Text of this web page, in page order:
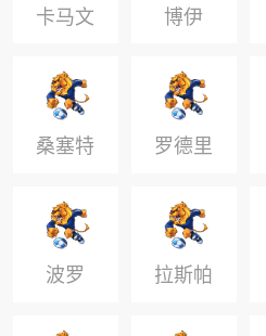
卡马文
加
博伊
桑塞特 罗德里
戈
波罗 拉斯帕
多里